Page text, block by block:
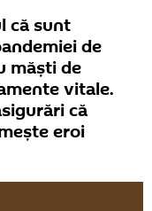
că sunt
de
măști de
vitale.
că
eroi